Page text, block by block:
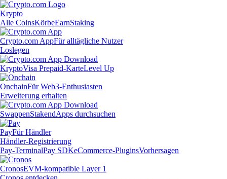
Krypto
Alle CoinsKörbeEarnStaking
Crypto.com AppFür alltägliche Nutzer
Loslegen
KryptoVisa Prepaid-KarteLevel Up
OnchainFür Web3-Enthusiasten
Erweiterung erhalten
SwappenStakendApps durchsuchen
PayFür Händler
Händler-Registrierung
Pay-TerminalPay SDKeCommerce-PluginsVorhersagen
CronosEVM-kompatible Layer 1